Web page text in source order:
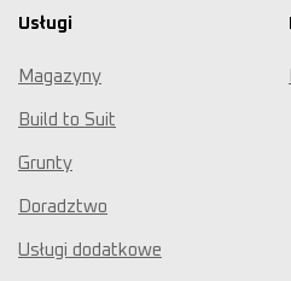
Usługi
Magazyny
Build to Suit
Grunty
Doradztwo
Usługi dodatkowe